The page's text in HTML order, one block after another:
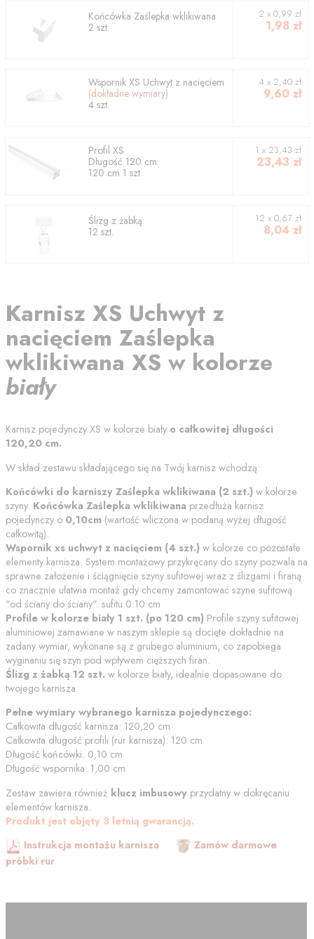
Końcówka Zaślepka wklikiwana
2 szt.
2 x 0,99 zł
1,98 zł
Wspornik XS Uchwyt z nacięciem
(dokładne wymiary)
4 szt.
4 x 2,40 zł
9,60 zł
Profil XS
Długość 120 cm
120 cm 1 szt.
1 x 23,43 zł
23,43 zł
Ślizg z żabką
12 szt.
12 x 0,67 zł
8,04 zł
Karnisz XS Uchwyt z
nacięciem Zaślepka
wklikiwana XS w kolorze
biały
Karnisz pojedynczy XS w kolorze biały o całkowitej długości
120,20 cm.
W skład zestawu składającego się na Twój karnisz wchodzą:
Końcówki do karniszy Zaślepka wklikiwana (2 szt.) w kolorze
szyny. Końcówka Zaślepka wklikiwana przedłuża karnisz
pojedynczy o 0,10cm (wartość wliczona w podaną wyżej długość
całkowitą).
Wspornik xs uchwyt z nacięciem (4 szt.) w kolorze co pozostałe
elementy karnisza. System montażowy przykręcany do szyny pozwala na
sprawne założenie i ściągnięcie szyny sufitowej wraz z ślizgami i firaną
co znacznie ułatwia montaż gdy chcemy zamontować szyne sufitową
"od ściany do ściany". sufitu 0.10 cm
Profile w kolorze biały 1 szt. (po 120 cm) Profile szyny sufitowej
aluminiowej zamawiane w naszym sklepie są docięte dokładnie na
zadany wymiar, wykonane są z grubego aluminium, co zapobiega
wyginaniu się szyn pod wpływem cięższych firan.
Ślizg z żabką 12 szt. w kolorze biały, idealnie dopasowane do
twojego karnisza.
Pełne wymiary wybranego karnisza pojedynczego:
Całkowita długość karnisza: 120,20 cm
Całkowita długość profili (rur karnisza): 120 cm
Długość końcówki: 0,10 cm
Długość wspornika: 1,00 cm
Zestaw zawiera również klucz imbusowy przydatny w dokręcaniu
elementów karnisza.
Produkt jest objęty 3 letnią gwarancją.
Instrukcja montażu karnisza
Zamów darmowe
próbki rur